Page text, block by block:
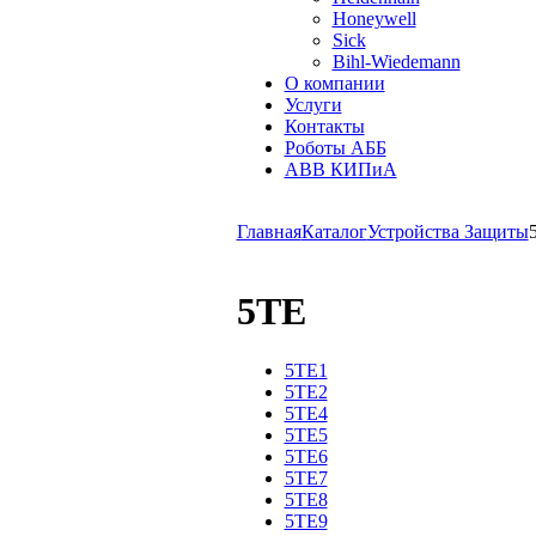
Honeywell
Sick
Bihl-Wiedemann
О компании
Услуги
Контакты
Роботы АББ
ABB КИПиА
ГлавнаяКаталогУстройства Защиты
5TE
5TE1
5TE2
5TE4
5TE5
5TE6
5TE7
5TE8
5TE9